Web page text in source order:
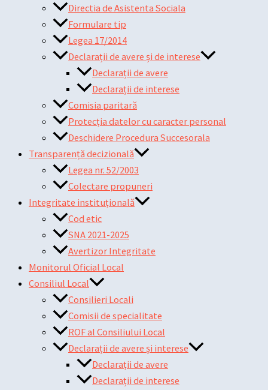
Directia de Asistenta Sociala
Formulare tip
Legea 17/2014
Declarații de avere și de interese
Declarații de avere
Declarații de interese
Comisia paritară
Protecția datelor cu caracter personal
Deschidere Procedura Succesorala
Transparență decizională
Legea nr. 52/2003
Colectare propuneri
Integritate instituțională
Cod etic
SNA 2021-2025
Avertizor Integritate
Monitorul Oficial Local
Consiliul Local
Consilieri Locali
Comisii de specialitate
ROF al Consiliului Local
Declarații de avere și interese
Declarații de avere
Declarații de interese